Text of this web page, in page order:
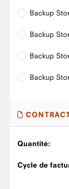
Backup
Backup
Backup
Backup
Quantité:
Cycle de